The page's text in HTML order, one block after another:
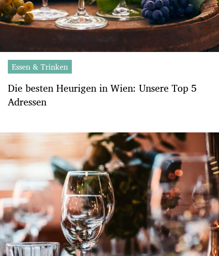
Essen & Trinken
Die besten Heurigen in Wien: Unsere Top 5
Adressen